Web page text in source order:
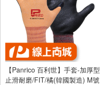
【Panrico 百利世】手套-加厚型
止滑耐磨/FIT/橘(韓國製造) M號